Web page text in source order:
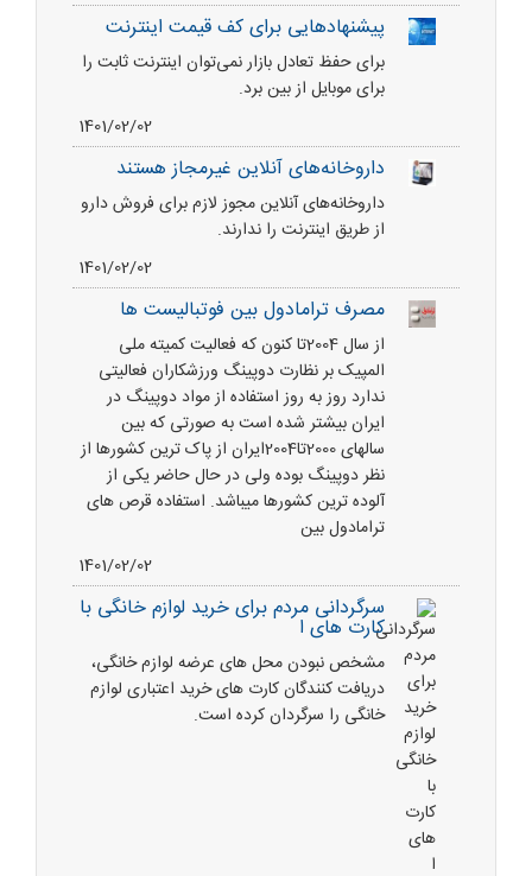
پیشنهادهایی برای کف قیمت اینترنت
برای حفظ تعادل بازار نمی‌توان اینترنت ثابت را
برای موبایل از بین برد.
1401/02/02
داروخانه‌های آنلاین غیرمجاز هستند
داروخانه‌های آنلاین مجوز لازم برای فروش دارو
از طریق اینترنت را ندارند.
1401/02/02
مصرف ترامادول بین فوتبالیست ها
از سال 2004تا کنون که فعالیت کمیته ملی
المپیک بر نظارت دوپینگ ورزشکاران فعالیتی
ندارد روز به روز استفاده از مواد دوپینگ در
ایران بیشتر شده است به صورتی که بین
سالهای 2000تا2004ایران از پاک ترین کشورها از
نظر دوپینگ بوده ولی در حال حاضر یکی از
آلوده ترین کشورها میباشد. استفاده قرص های
ترامادول بین
1401/02/02
سرگردانی مردم برای خرید لوازم خانگی با
کارت های ا
مشخص نبودن محل های عرضه لوازم خانگی،
دریافت کنندگان کارت های خرید اعتباری لوازم
خانگی را سرگردان کرده است.